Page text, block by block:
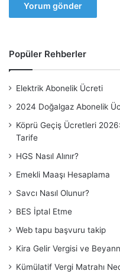
Popüler Rehberler
Elektrik Abonelik Ücreti
2024 Doğalgaz Abonelik
Köprü Geçiş Ücretleri
Tarife
HGS Nasıl Alınır?
Emekli Maaşı Hesaplama
Savcı Nasıl Olunur?
BES İptal Etme
Web tapu başvuru takip
Kira Gelir Vergisi ve
Kümülatif Vergi Matrahı